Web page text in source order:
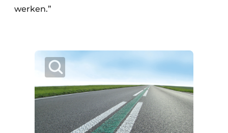
werken.”